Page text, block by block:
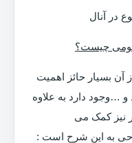
در آنال
چیست؟
آن بسیار حائز اهمیت
…وجود دارد به علاوه
نیز کمک می
به این شرح است :